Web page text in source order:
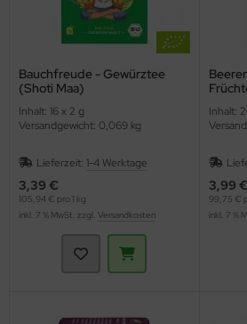
Bauchfreude - Gewürztee
(Shoti Maa)
Inhalt: 16 x 2 g
Versandgewicht: 0,069 kg
Lieferzeit: 1-4 Werktage
3,39 €
105,94 € pro 1 kg
inkl. 7 % MwSt. zzgl. Versandkosten
Inhalt:
3,99 €
99,75 €
inkl. 7 %